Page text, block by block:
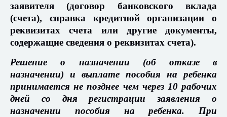
заявителя (договор банковского вклада
(счета), справка кредитной организации о
реквизитах счета или другие документы,
содержащие сведения о реквизитах счета).
Решение о назначении (об отказе в
назначении) и выплате пособия на ребенка
принимается не позднее чем через 10 рабочих
дней со дня регистрации заявления о
назначении пособия на ребенка. При